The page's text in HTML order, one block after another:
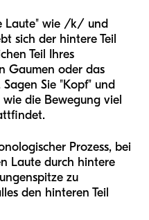
Laute" wie /k/ und
sich der hintere Teil
Teil Ihres
Gaumen oder das
Sie "Kopf" und
wie die Bewegung viel
Prozess, bei
Laute durch hintere
zu
den hinteren Teil